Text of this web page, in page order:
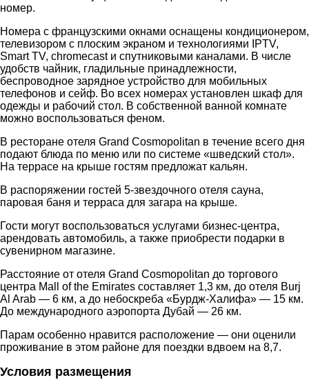
номер.
Номера с французскими окнами оснащены кондиционером,
телевизором с плоским экраном и технологиями IPTV,
Smart TV, chromecast и спутниковыми каналами. В числе
удобств чайник, гладильные принадлежности,
беспроводное зарядное устройство для мобильных
телефонов и сейф. Во всех номерах установлен шкаф для
одежды и рабочий стол. В собственной ванной комнате
можно воспользоваться феном.
В ресторане отеля Grand Cosmopolitan в течение всего дня
подают блюда по меню или по системе «шведский стол».
На террасе на крыше гостям предложат кальян.
В распоряжении гостей 5-звездочного отеля сауна,
паровая баня и терраса для загара на крыше.
Гости могут воспользоваться услугами бизнес-центра,
арендовать автомобиль, а также приобрести подарки в
сувенирном магазине.
Расстояние от отеля Grand Cosmopolitan до торгового
центра Mall of the Emirates составляет 1,3 км, до отеля Burj
Al Arab — 6 км, а до небоскреба «Бурдж-Халифа» — 15 км.
До международного аэропорта Дубай — 26 км.
Парам особенно нравится расположение — они оценили
проживание в этом районе для поездки вдвоем на 8,7.
Условия размещения